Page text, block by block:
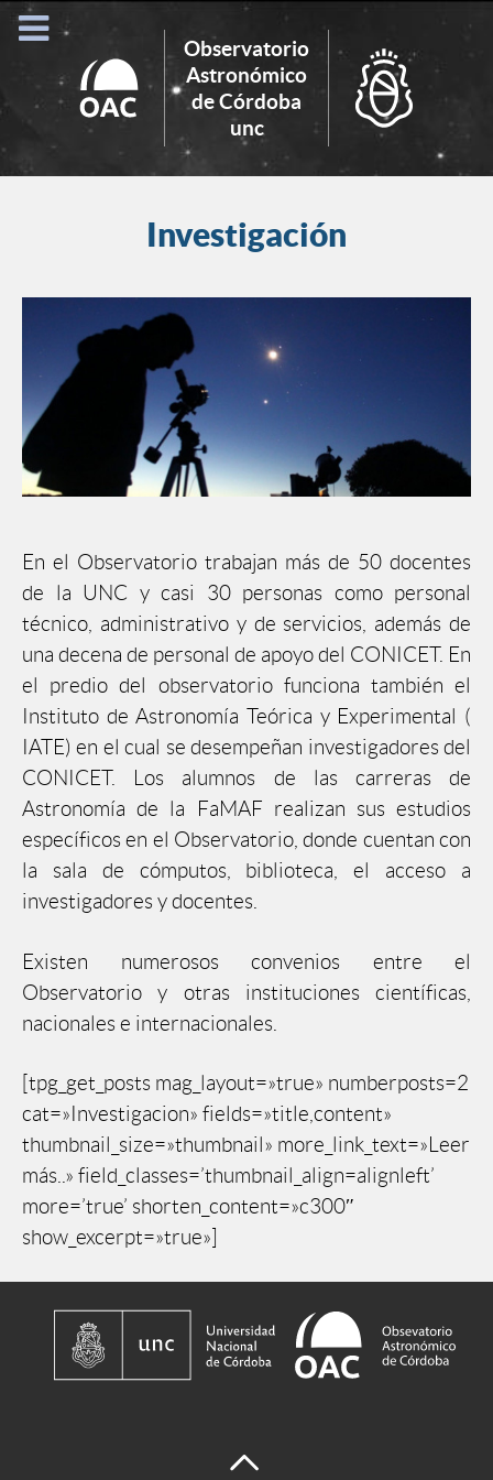
Observatorio
Astronómico
de Córdoba
unc
Search
for:
Investigación
En el Observatorio trabajan más de 50 docentes
de la UNC y casi 30 personas como personal
técnico, administrativo y de servicios, además de
una decena de personal de apoyo del CONICET. En
el predio del observatorio funciona también el
Instituto de Astronomía Teórica y Experimental (
IATE) en el cual se desempeñan investigadores del
CONICET. Los alumnos de las carreras de
Astronomía de la FaMAF realizan sus estudios
específicos en el Observatorio, donde cuentan con
la sala de cómputos, biblioteca, el acceso a
investigadores y docentes.
Existen numerosos convenios entre el
Observatorio y otras instituciones científicas,
nacionales e internacionales.
[tpg_get_posts mag_layout=»true» numberposts=2
cat=»Investigacion» fields=»title,content»
thumbnail_size=»thumbnail» more_link_text=»Leer
más..» field_classes=’thumbnail_align=alignleft’
more=’true’ shorten_content=»c300″
show_excerpt=»true»]